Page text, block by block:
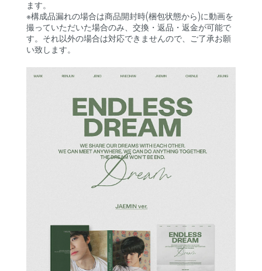
ます。
※構成品漏れの場合は商品開封時(梱包状態から)に動画を
撮っていただいた場合のみ、交換・返品・返金が可能で
す。それ以外の場合は対応できませんので、ご了承お願
い致します。